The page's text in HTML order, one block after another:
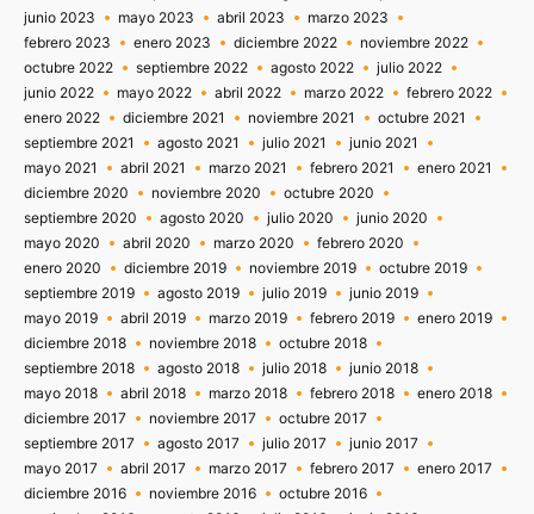
junio 2023
mayo 2023 abril 2023
marzo 2023
febrero 2023
enero 2023 diciembre 2022
noviembre 2022
octubre 2022
septiembre 2022 agosto 2022
julio 2022
junio 2022
mayo 2022 abril 2022 marzo 2022
febrero 2022
enero 2022
diciembre 2021 noviembre 2021
octubre 2021
septiembre 2021
agosto 2021 julio 2021
junio 2021
mayo 2021
abril 2021 marzo 2021 febrero 2021
enero 2021
diciembre 2020
noviembre 2020
octubre 2020
septiembre 2020
agosto 2020 julio 2020
junio 2020
mayo 2020
abril 2020 marzo 2020
febrero 2020
enero 2020
diciembre 2019 noviembre 2019
octubre 2019
septiembre 2019
agosto 2019 julio 2019
junio 2019
mayo 2019
abril 2019 marzo 2019 febrero 2019
enero 2019
diciembre 2018
noviembre 2018
octubre 2018
septiembre 2018
agosto 2018 julio 2018
junio 2018
mayo 2018
abril 2018 marzo 2018 febrero 2018
enero 2018
diciembre 2017
noviembre 2017
octubre 2017
septiembre 2017
agosto 2017 julio 2017
junio 2017
mayo 2017
abril 2017 marzo 2017 febrero 2017
enero 2017
diciembre 2016
noviembre 2016
octubre 2016